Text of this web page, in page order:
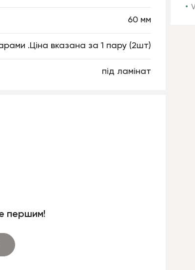
60 мм
.Ціна вказана за 1 пару (2шт)
під ламінат
першим!